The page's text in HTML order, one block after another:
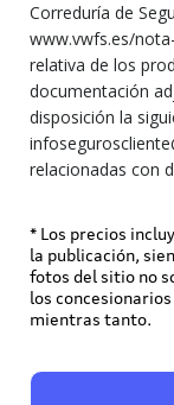
Correduría de
www.vwfs.es/
relativa de los
documentación
disposición la
relacionadas con
* Los precios
la publicación,
fotos del sitio no
los
mientras tanto.